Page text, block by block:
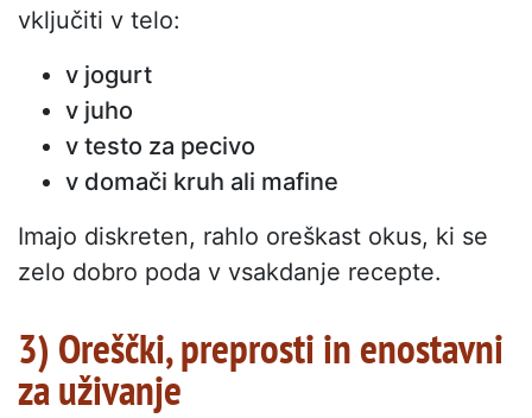
vključiti v telo:
v jogurt
v juho
v testo za pecivo
v domači kruh ali mafine
Imajo diskreten, rahlo oreškast okus, ki se
zelo dobro poda v vsakdanje recepte.
3) Oreščki, preprosti in enostavni
za uživanje